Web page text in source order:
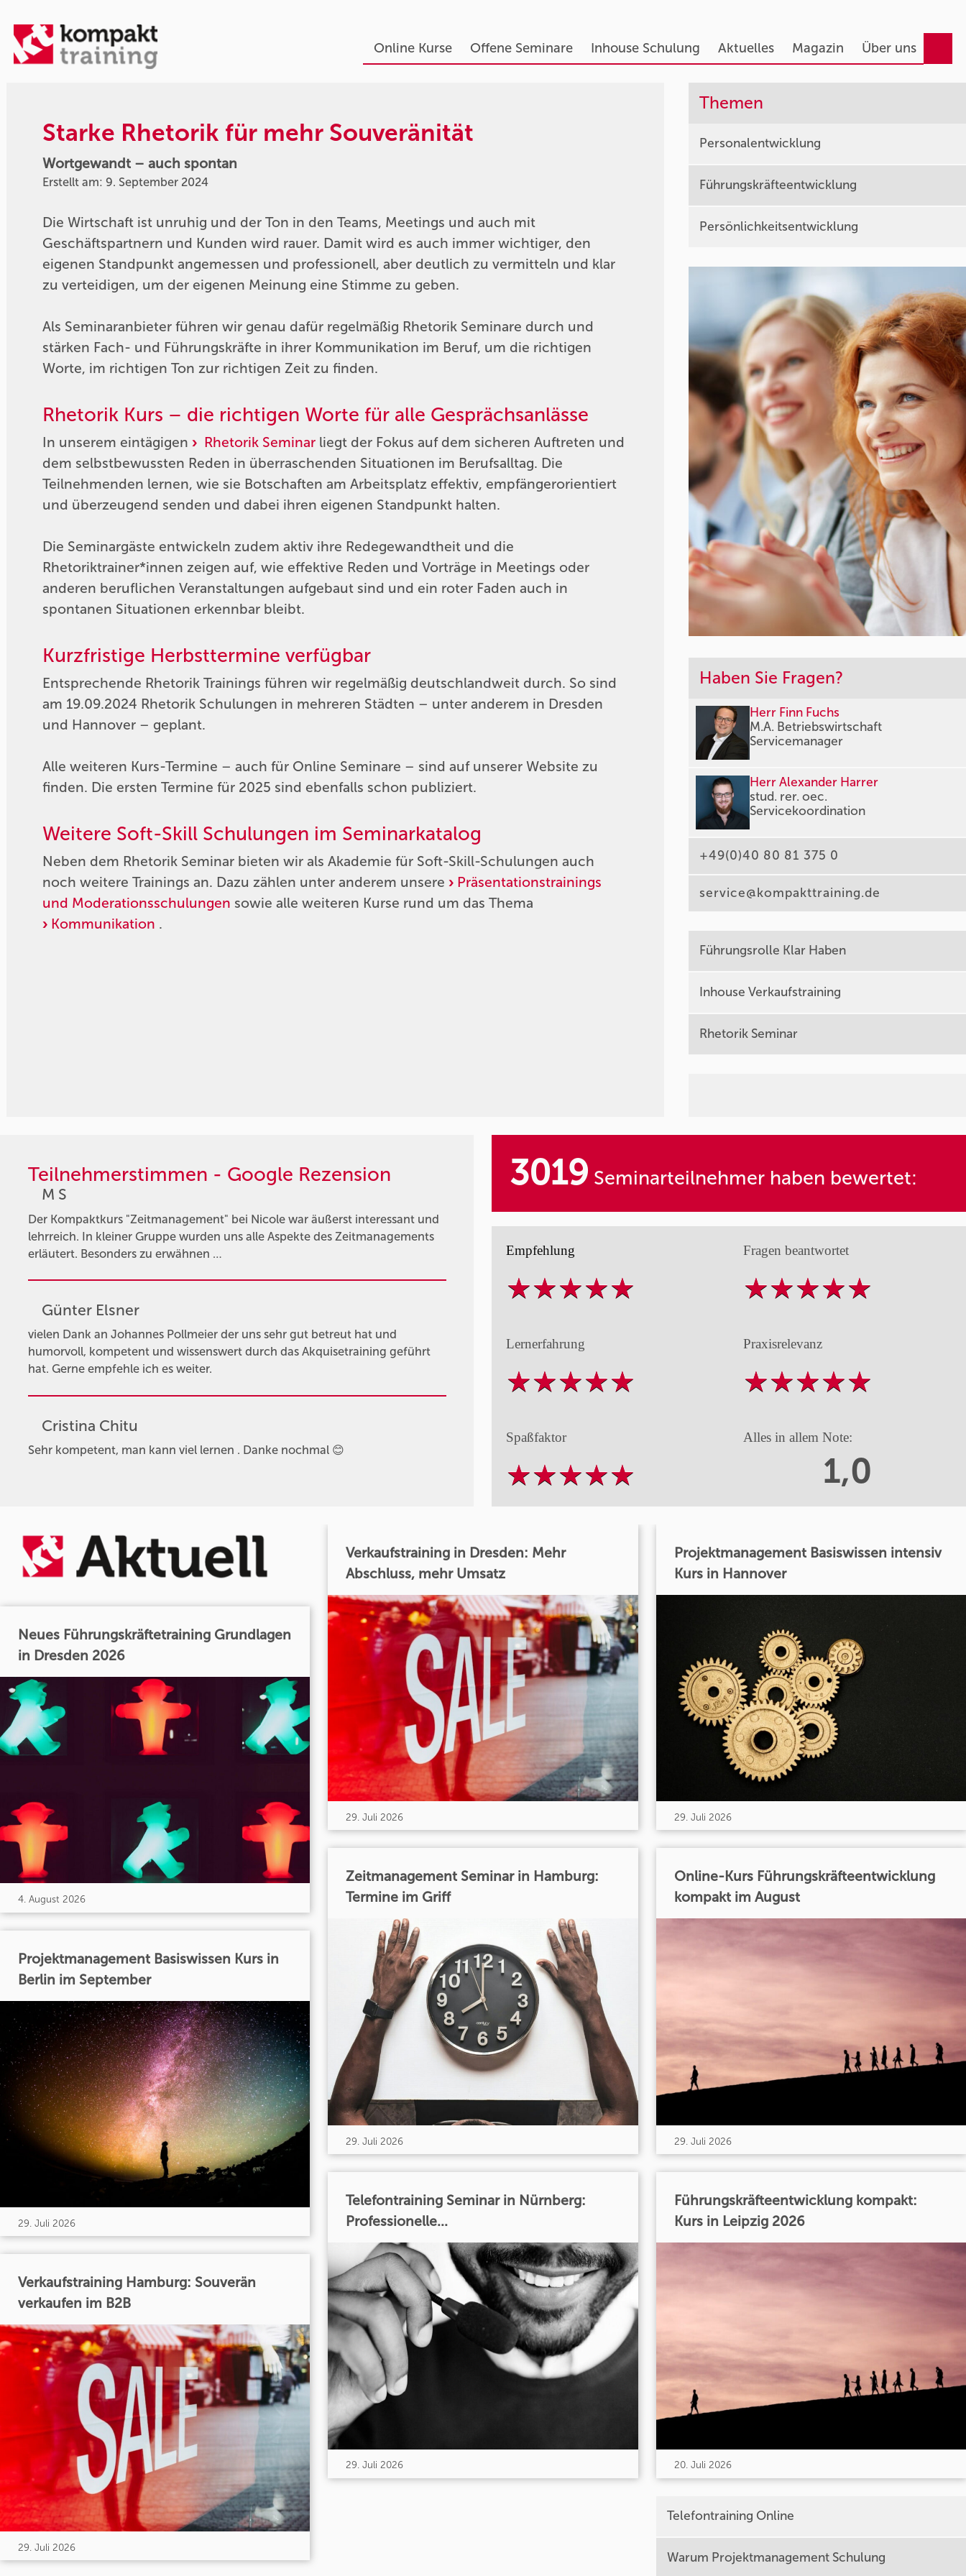
Online Kurse Offene Seminare Inhouse Schulung Aktuelles Magazin Über uns
Starke Rhetorik für mehr Souveränität
Wortgewandt – auch spontan
Erstellt am: 9. September 2024
Die Wirtschaft ist unruhig und der Ton in den Teams, Meetings und auch mit
Geschäftspartnern und Kunden wird rauer. Damit wird es auch immer wichtiger, den
eigenen Standpunkt angemessen und professionell, aber deutlich zu vermitteln und klar
zu verteidigen, um der eigenen Meinung eine Stimme zu geben.
Als Seminaranbieter führen wir genau dafür regelmäßig Rhetorik Seminare durch und
stärken Fach- und Führungskräfte in ihrer Kommunikation im Beruf, um die richtigen
Worte, im richtigen Ton zur richtigen Zeit zu finden.
Rhetorik Kurs – die richtigen Worte für alle Gesprächsanlässe
In unserem eintägigen Rhetorik Seminar liegt der Fokus auf dem sicheren Auftreten und
dem selbstbewussten Reden in überraschenden Situationen im Berufsalltag. Die
Teilnehmenden lernen, wie sie Botschaften am Arbeitsplatz effektiv, empfängerorientiert
und überzeugend senden und dabei ihren eigenen Standpunkt halten.
Die Seminargäste entwickeln zudem aktiv ihre Redegewandtheit und die
Rhetoriktrainer*innen zeigen auf, wie effektive Reden und Vorträge in Meetings oder
anderen beruflichen Veranstaltungen aufgebaut sind und ein roter Faden auch in
spontanen Situationen erkennbar bleibt.
Kurzfristige Herbsttermine verfügbar
Entsprechende Rhetorik Trainings führen wir regelmäßig deutschlandweit durch. So sind
am 19.09.2024 Rhetorik Schulungen in mehreren Städten – unter anderem in Dresden
und Hannover – geplant.
Alle weiteren Kurs-Termine – auch für Online Seminare – sind auf unserer Website zu
finden. Die ersten Termine für 2025 sind ebenfalls schon publiziert.
Weitere Soft-Skill Schulungen im Seminarkatalog
Neben dem Rhetorik Seminar bieten wir als Akademie für Soft-Skill-Schulungen auch
noch weitere Trainings an. Dazu zählen unter anderem unsere Präsentationstrainings
und Moderationsschulungen sowie alle weiteren Kurse rund um das Thema
Kommunikation .
Themen
Personalentwicklung
Führungskräfteentwicklung
Persönlichkeitsentwicklung
Haben Sie Fragen?
Herr Finn Fuchs
M.A. Betriebswirtschaft
Servicemanager
Herr Alexander Harrer
stud. rer. oec.
Servicekoordination
+49(0)40 80 81 375 0
service@kompakttraining.de
Führungsrolle Klar Haben
Inhouse Verkaufstraining
Rhetorik Seminar
Teilnehmerstimmen - Google Rezension
M S
Der Kompaktkurs "Zeitmanagement" bei Nicole war äußerst interessant und
lehrreich. In kleiner Gruppe wurden uns alle Aspekte des Zeitmanagements
erläutert. Besonders zu erwähnen …
Günter Elsner
vielen Dank an Johannes Pollmeier der uns sehr gut betreut hat und
humorvoll, kompetent und wissenswert durch das Akquisetraining geführt
hat. Gerne empfehle ich es weiter.
Cristina Chitu
Sehr kompetent, man kann viel lernen . Danke nochmal 😊
3019 Seminarteilnehmer haben bewertet:
Empfehlung Fragen beantwortet
Lernerfahrung Praxisrelevanz
Spaßfaktor Alles in allem Note:
1,0
Neues Führungskräftetraining Grundlagen
in Dresden 2026
4. August 2026
Projektmanagement Basiswissen Kurs in
Berlin im September
29. Juli 2026
Verkaufstraining Hamburg: Souverän
verkaufen im B2B
29. Juli 2026
Verkaufstraining in Dresden: Mehr
Abschluss, mehr Umsatz
29. Juli 2026
Zeitmanagement Seminar in Hamburg:
Termine im Griff
29. Juli 2026
Telefontraining Seminar in Nürnberg:
Professionelle...
29. Juli 2026
Projektmanagement Basiswissen intensiv
Kurs in Hannover
29. Juli 2026
Online-Kurs Führungskräfteentwicklung
kompakt im August
29. Juli 2026
Führungskräfteentwicklung kompakt:
Kurs in Leipzig 2026
20. Juli 2026
Telefontraining Online
Warum Projektmanagement Schulung